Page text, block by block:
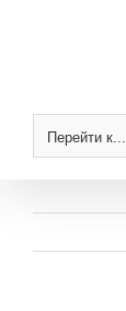
Перейти к...